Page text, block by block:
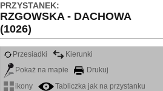
PRZYSTANEK:
RZGOWSKA - DACHOWA
(1026)
Przesiadki
Kierunki
Pokaż na mapie
Drukuj
ikony
Tabliczka jak na przystanku